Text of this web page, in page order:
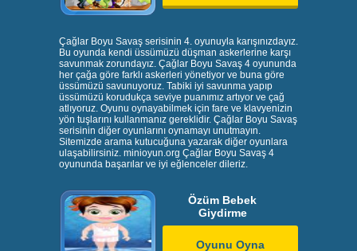
Çağlar Boyu Savaş serisinin 4. oyunuyla karışınızdayız.
Bu oyunda kendi üssümüzü düşman askerlerine karşı
savunmak zorundayız. Çağlar Boyu Savaş 4 oyununda
her çağa göre farklı askerleri yönetiyor ve buna göre
üssümüzü savunuyoruz. Tabiki iyi savunma yapıp
üssümüzü korudukça seviye puanımız artıyor ve çağ
atlıyoruz. Oyunu oynayabilmek için fare ve klavyenizin
yön tuşlarını kullanmanız gereklidir. Çağlar Boyu Savaş
serisinin diğer oyunlarını oynamayı unutmayın.
Sitemizde arama kutucuğuna yazarak diğer oyunlara
ulaşabilirsiniz. minioyun.org Çağlar Boyu Savaş 4
oyununda başarılar ve iyi eğlenceler dileriz.
Özüm Bebek
Giydirme
Oyunu Oyna